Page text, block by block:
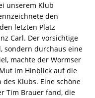
unserem Klub
den
letzten Platz
Carl. Der vorsichtige
sondern durchaus eine
machte der Wormser
im Hinblick auf die
Klubs. Eine schöne
Tim Brauer fand, die